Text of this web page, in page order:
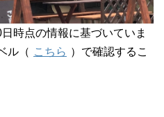
時点の情報に基づいていま
ル（ こちら ）で確認するこ